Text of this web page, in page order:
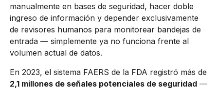
manualmente en bases de seguridad, hacer doble
ingreso de información y depender exclusivamente
de revisores humanos para monitorear bandejas de
entrada — simplemente ya no funciona frente al
volumen actual de datos.
En 2023, el sistema FAERS de la FDA registró más de
2,1 millones de señales potenciales de seguridad —